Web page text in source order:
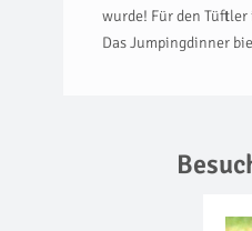
wurde! Für den
Das Jumpingdinner